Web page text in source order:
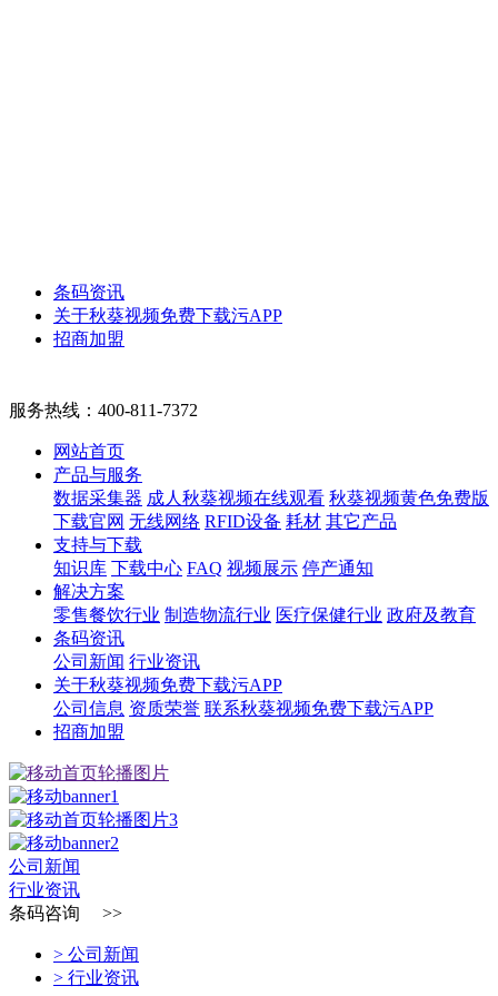
条码资讯
关于秋葵视频免费下载污APP
招商加盟
服务热线： 400-811-7372
网站首页
产品与服务
数据采集器 成人秋葵视频在线观看 秋葵视频黄色免费版
下载官网 无线网络 RFID设备 耗材 其它产品
支持与下载
知识库 下载中心 FAQ 视频展示 停产通知
解决方案
零售餐饮行业 制造物流行业 医疗保健行业 政府及教育
条码资讯
公司新闻 行业资讯
关于秋葵视频免费下载污APP
公司信息 资质荣誉 联系秋葵视频免费下载污APP
招商加盟
公司新闻
行业资讯
条码咨询 >>
> 公司新闻
> 行业资讯